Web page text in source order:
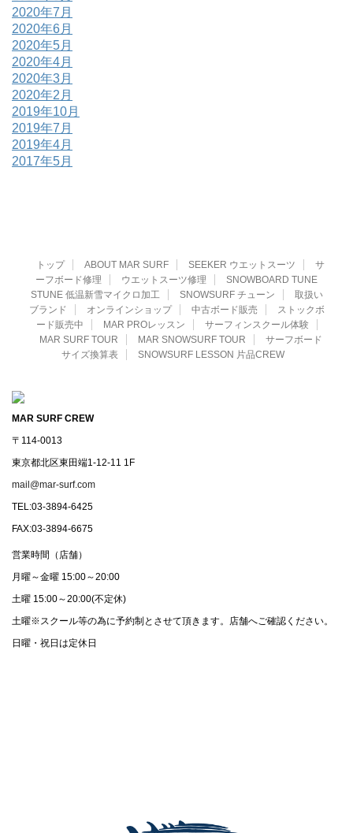
2020年7月
2020年6月
2020年5月
2020年4月
2020年3月
2020年2月
2019年10月
2019年7月
2019年4月
2017年5月
トップ ABOUT MAR SURF SEEKER ウエットスーツ
サ
ーフボード修理
ウエットスーツ修理
SNOWBOARD TUNE
STUNE 低温新雪マイクロ加工
SNOWSURF チューン
取扱い
ブランド
オンラインショップ 中古ボード販売
ストックボ
ード販売中
MAR PROレッスン
サーフィンスクール体験
MAR SURF TOUR
MAR SNOWSURF TOUR
サーフボード
サイズ換算表
SNOWSURF LESSON 片品CREW
MAR SURF CREW
〒114-0013
東京都北区東田端1-12-11 1F
mail@mar-surf.com
TEL:03-3894-6425
FAX:03-3894-6675
営業時間（店舗）
月曜～金曜 15:00～20:00
土曜 15:00～20:00(不定休)
土曜※スクール等の為に予約制とさせて頂きます。店舗へご確認ください。
日曜・祝日は定休日